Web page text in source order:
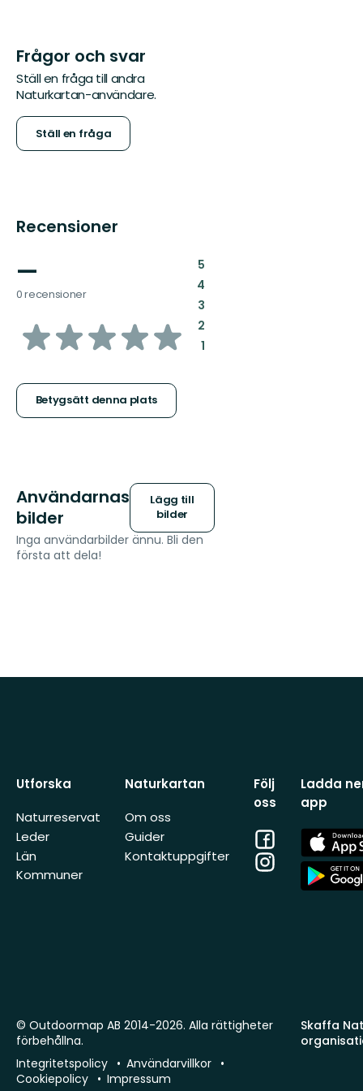
Frågor och svar
Ställ en fråga till andra
Naturkartan-användare.
Ställ en fråga
Recensioner
—
0 recensioner
av
stjärnor
Betygsätt denna plats
5:
4:
3:
2:
1:
Användarnas
bilder
Lägg till
bilder
Inga användarbilder ännu. Bli den
första att dela!
Utforska
Naturreservat
Leder
Län
Kommuner
Naturkartan
Om oss
Guider
Kontaktuppgifter
Följ
oss
Facebook
Instagram
Ladda
app
App
Store
App
Store
Skaffa
© Outdoormap AB 2014-2026. Alla rättigheter
förbehållna.
Integritetspolicy
Användarvillkor
Cookiepolicy
Impressum